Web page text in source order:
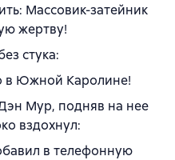
Массовик-затейник
жертву!
стука:
в Южной Каролине!
Мур, подняв на нее
вздохнул:
в телефонную